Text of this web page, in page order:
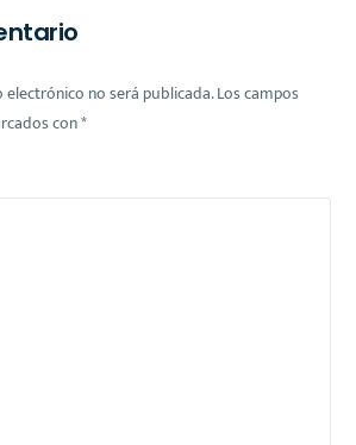
no será publicada.Los campos
con*